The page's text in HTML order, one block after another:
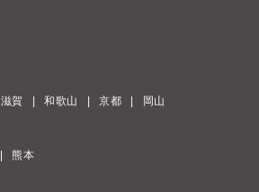
滋賀 和歌山 京都 岡山
熊本